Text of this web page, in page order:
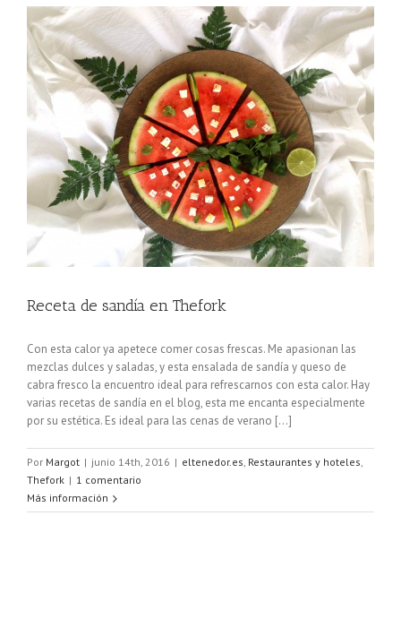
Receta de sandía en Thefork
Con esta calor ya apetece comer cosas frescas. Me apasionan las
mezclas dulces y saladas, y esta ensalada de sandía y queso de
cabra fresco la encuentro ideal para refrescarnos con esta calor. Hay
varias recetas de sandía en el blog, esta me encanta especialmente
por su estética. Es ideal para las cenas de verano [...]
Por Margot | junio 14th, 2016 | eltenedor.es, Restaurantes y hoteles,
Thefork | 1 comentario
Más información